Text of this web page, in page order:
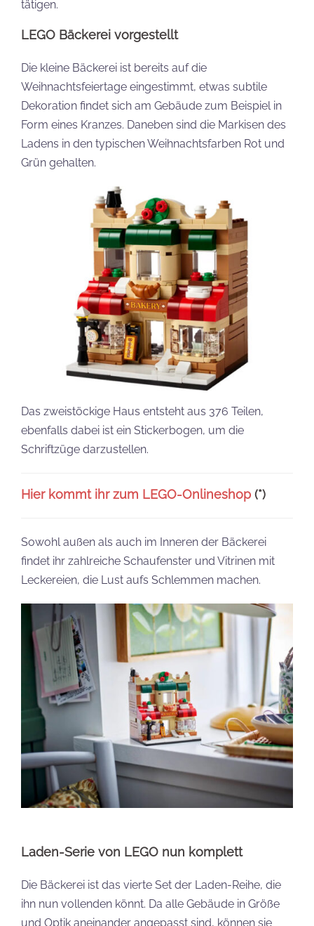
tätigen.
LEGO Bäckerei vorgestellt
Die kleine Bäckerei ist bereits auf die
Weihnachtsfeiertage eingestimmt, etwas subtile
Dekoration findet sich am Gebäude zum Beispiel in
Form eines Kranzes. Daneben sind die Markisen des
Ladens in den typischen Weihnachtsfarben Rot und
Grün gehalten.
Das zweistöckige Haus entsteht aus 376 Teilen,
ebenfalls dabei ist ein Stickerbogen, um die
Schriftzüge darzustellen.
Hier kommt ihr zum LEGO-Onlineshop (*)
Sowohl außen als auch im Inneren der Bäckerei
findet ihr zahlreiche Schaufenster und Vitrinen mit
Leckereien, die Lust aufs Schlemmen machen.
Laden-Serie von LEGO nun komplett
Die Bäckerei ist das vierte Set der Laden-Reihe, die
ihn nun vollenden könnt. Da alle Gebäude in Größe
und Optik aneinander angepasst sind, können sie